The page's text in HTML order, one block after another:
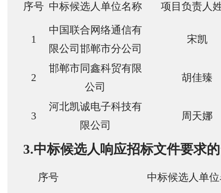
序号 中标候选人单位名称 项目负责人
1
中国联合网络通信有
限公司邯郸市分公司
宋凯
2
邯郸市同鑫科贸有限
公司
胡佳臻
3
河北凯诚电子科技有
限公司
周天娜
3.中标候选人响应招标文件要求
序号 中标候选人单